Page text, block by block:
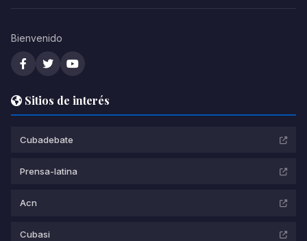
Bienvenido
Sitios de interés
Cubadebate
Prensa-latina
Acn
Cubasi